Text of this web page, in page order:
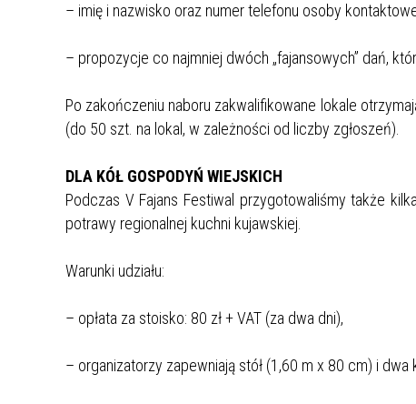
– imię i nazwisko oraz numer telefonu osoby
– propozycje co najmniej dwóch „fajansowych” dań,
Po zakończeniu naboru zakwalifikowane lokale
(do 50 szt. na lokal, w zależności od liczby zgłoszeń).
DLA KÓŁ GOSPODYŃ WIEJSKICH
Podczas V Fajans Festiwal przygotowaliśmy także
potrawy regionalnej kuchni kujawskiej.
Warunki udziału:
– opłata za stoisko: 80 zł + VAT (za dwa dni),
– organizatorzy zapewniają stół (1,60 m x 80 cm) i dwa